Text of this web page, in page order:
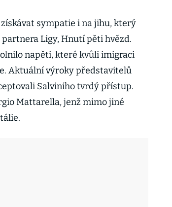
sympatie i na jihu, který
Ligy, Hnutí pěti hvězd.
napětí, které kvůli imigraci
Aktuální výroky představitelů
Salviniho tvrdý přístup.
Mattarella, jenž mimo jiné